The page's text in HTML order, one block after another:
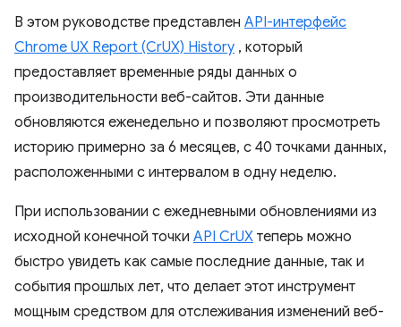
В этом руководстве представлен API-интерфейс
Chrome UX Report (CrUX) History , который
предоставляет временные ряды данных о
производительности веб-сайтов. Эти данные
обновляются еженедельно и позволяют просмотреть
историю примерно за 6 месяцев, с 40 точками данных,
расположенными с интервалом в одну неделю.
При использовании с ежедневными обновлениями из
исходной конечной точки API CrUX теперь можно
быстро увидеть как самые последние данные, так и
события прошлых лет, что делает этот инструмент
мощным средством для отслеживания изменений веб-